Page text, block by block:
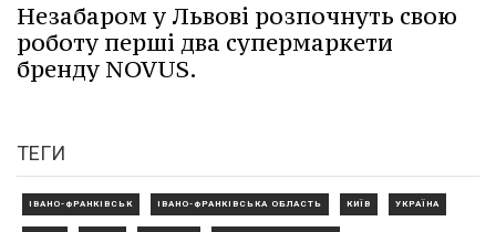
Незабаром у Львові розпочнуть свою
роботу перші два супермаркети
бренду NOVUS.
ТЕГИ
ІВАНО-ФРАНКІВСЬК ІВАНО-ФРАНКІВСЬКА ОБЛАСТЬ КИЇВ УКРАЇНА